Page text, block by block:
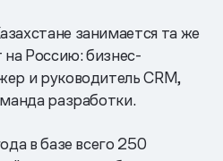
занимается та же
на Россию: бизнес-
и руководитель CRM,
разработки.
в базе всего 250